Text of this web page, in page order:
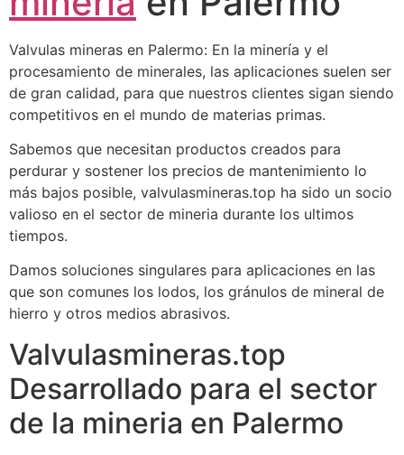
Valvulas mineras en Palermo: En la minería y el
procesamiento de minerales, las aplicaciones suelen ser
de gran calidad, para que nuestros clientes sigan siendo
competitivos en el mundo de materias primas.
Sabemos que necesitan productos creados para
perdurar y sostener los precios de mantenimiento lo
más bajos posible, valvulasmineras.top ha sido un socio
valioso en el sector de mineria durante los ultimos
tiempos.
Damos soluciones singulares para aplicaciones en las
que son comunes los lodos, los gránulos de mineral de
hierro y otros medios abrasivos.
Valvulasmineras.top
Desarrollado para el sector
de la mineria en Palermo